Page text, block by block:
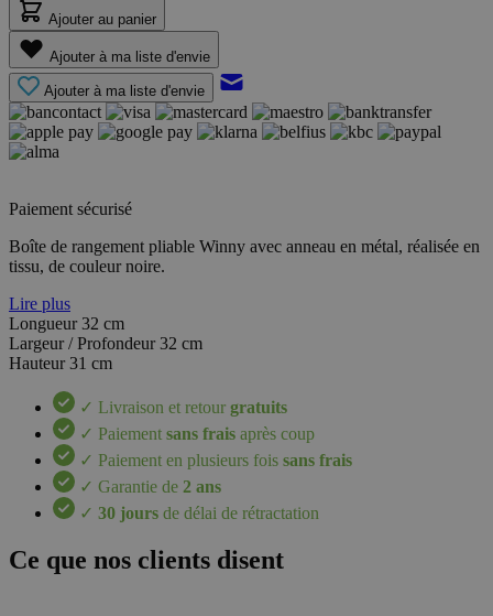
Ajouter au panier
Ajouter à ma liste d'envie
Ajouter à ma liste d'envie
Paiement sécurisé
Boîte de rangement pliable Winny avec anneau en métal, réalisée en
tissu, de couleur noire.
Lire plus
Longueur32 cm
Largeur / Profondeur32 cm
Hauteur31 cm
✓ Livraison et retour gratuits
✓ Paiement sans frais après coup
✓ Paiement en plusieurs fois sans frais
✓ Garantie de 2 ans
✓ 30 jours de délai de rétractation
Ce que nos clients disent